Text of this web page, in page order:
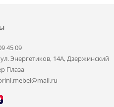
45 09
Энергетиков, 14А, Дзержинский
Плаза